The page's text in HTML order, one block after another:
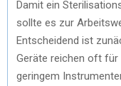
Damit ein
sollte es zur
Entscheidend ist
Geräte reichen oft für
geringem